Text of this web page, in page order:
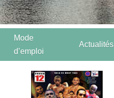
Mode
d’emploi
Actualités